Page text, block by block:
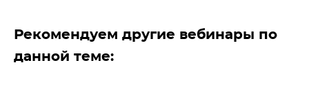
Рекомендуем другие вебинары по
данной теме: